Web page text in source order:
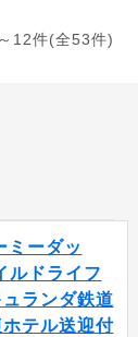
12件(全53件)
ミーダッ
ルドライフ
ランダ鉄道
テル送迎付